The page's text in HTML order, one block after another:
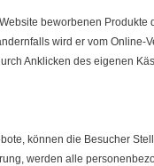
beworbenen Produkte
wird er vom Online-
Anklicken des eigenen
können die Besucher
werden alle